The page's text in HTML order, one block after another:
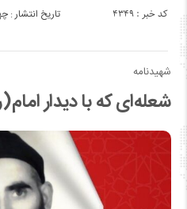
تاریخ انتشار : چهارشنبه ۲۳ کد خبر : 4349
شهیدنامه
شعله‌ای که با دیدار